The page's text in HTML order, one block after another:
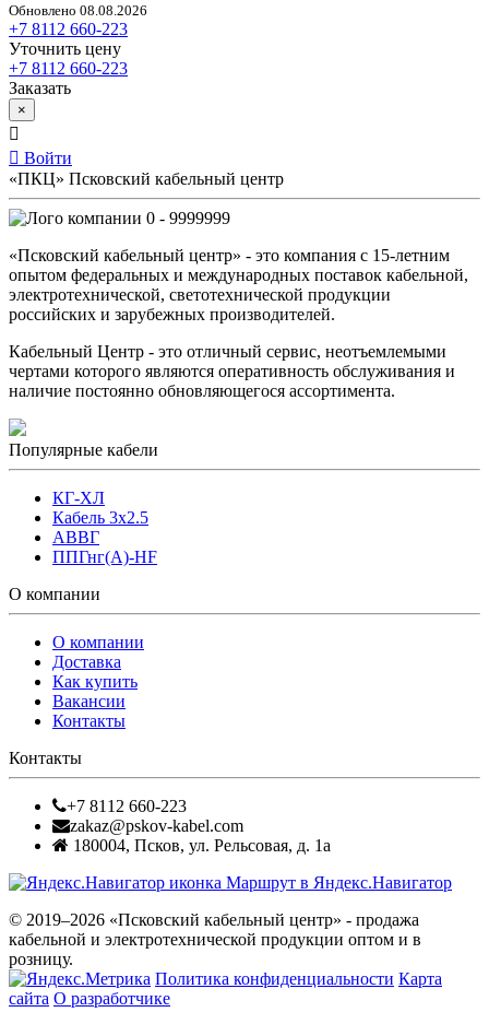
Обновлено 08.08.2026
+7 8112 660-223
Уточнить цену
+7 8112 660-223
Заказать
×
Войти
«ПКЦ» Псковский кабельный центр
0 - 9999999
«Псковский кабельный центр» - это компания с 15-летним
опытом федеральных и международных поставок кабельной,
электротехнической, светотехнической продукции
российских и зарубежных производителей.
Кабельный Центр - это отличный сервис, неотъемлемыми
чертами которого являются оперативность обслуживания и
наличие постоянно обновляющегося ассортимента.
Популярные кабели
КГ-ХЛ
Кабель 3x2.5
АВВГ
ППГнг(А)-HF
О компании
О компании
Доставка
Как купить
Вакансии
Контакты
Контакты
+7 8112 660-223
zakaz@pskov-kabel.com
180004, Псков, ул. Рельсовая, д. 1а
Маршрут в Яндекс.Навигатор
© 2019–2026 «Псковский кабельный центр» - продажа
кабельной и электротехнической продукции оптом и в
розницу.
Политика конфиденциальности Карта
сайта О разработчике